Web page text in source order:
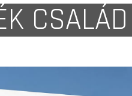
CSALÁD